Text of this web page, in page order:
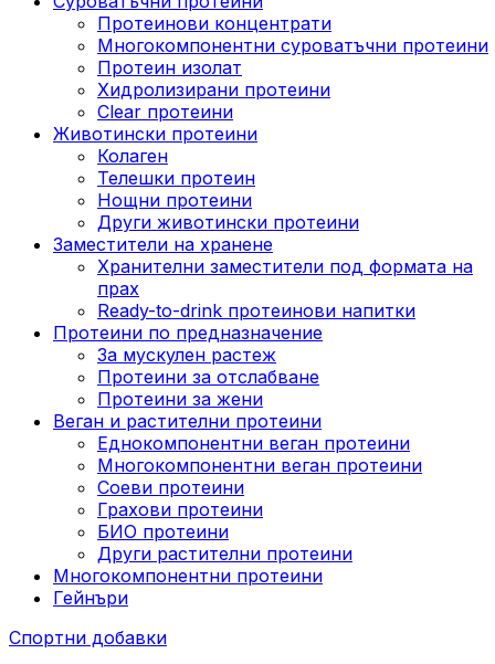
Протеинови концентрати
Многокомпонентни суроватъчни протеини
Протеин изолат
Хидролизирани протеини
Clear протеини
Животински протеини
Колаген
Телешки протеин
Нощни протеини
Други животински протеини
Заместители на хранене
Хранителни заместители под формата на
прах
Ready-to-drink протеинови напитки
Протеини по предназначение
За мускулен растеж
Протеини за отслабване
Протеини за жени
Веган и растителни протеини
Еднокомпонентни веган протеини
Многокомпонентни веган протеини
Соеви протеини
Грахови протеини
БИО протеини
Други растителни протеини
Многокомпонентни протеини
Гейнъри
Спортни добавки